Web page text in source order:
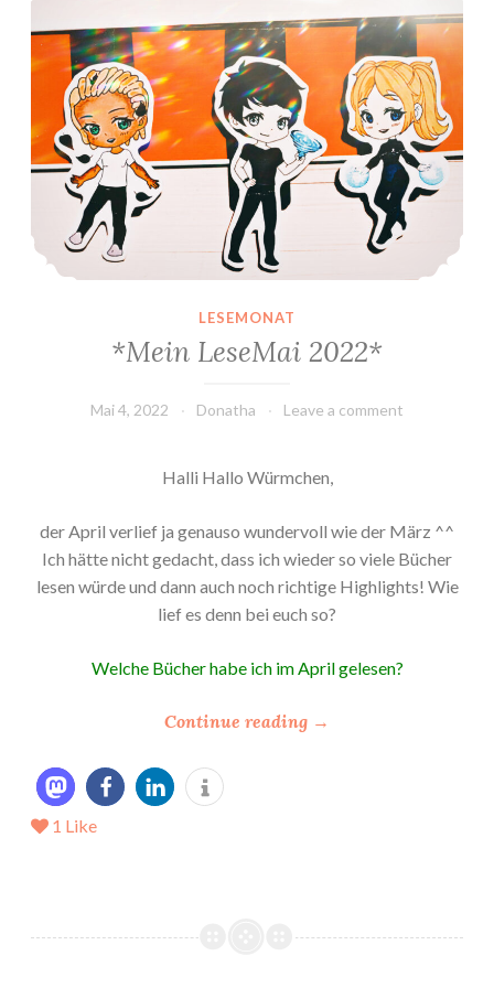
LESEMONAT
*Mein LeseMai 2022*
Mai 4, 2022 Donatha Leave a comment
Halli Hallo Würmchen,
der April verlief ja genauso wundervoll wie der März ^^
Ich hätte nicht gedacht, dass ich wieder so viele Bücher
lesen würde und dann auch noch richtige Highlights! Wie
lief es denn bei euch so?
Welche Bücher habe ich im April gelesen?
Continue reading “
s
→
1 Like